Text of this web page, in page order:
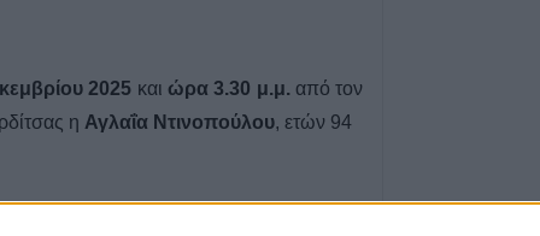
2025 και ώρα 3.30 μ.μ. από τον
η Αγλαΐα Ντινοπούλου, ετών 94
πισίνα beach